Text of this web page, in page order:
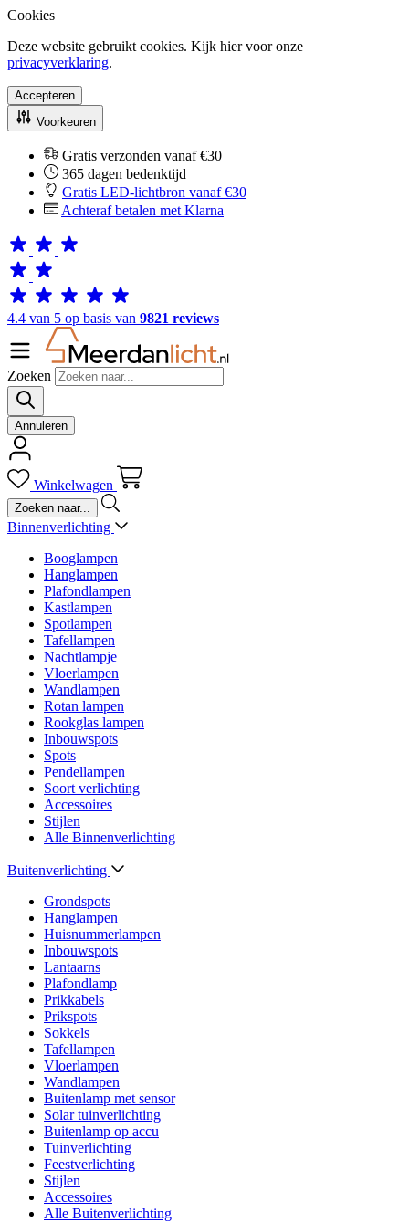
Cookies
Deze website gebruikt cookies. Kijk hier voor onze
privacyverklaring.
Accepteren
Voorkeuren
Gratis verzonden vanaf €30
365 dagen bedenktijd
Gratis LED-lichtbron vanaf €30
Achteraf betalen met Klarna
4.4 van 5 op basis van 9821 reviews
Zoeken
Annuleren
Winkelwagen
Binnenverlichting
Booglampen
Hanglampen
Plafondlampen
Kastlampen
Spotlampen
Tafellampen
Nachtlampje
Vloerlampen
Wandlampen
Rotan lampen
Rookglas lampen
Inbouwspots
Spots
Pendellampen
Soort verlichting
Accessoires
Stijlen
Alle Binnenverlichting
Buitenverlichting
Grondspots
Hanglampen
Huisnummerlampen
Inbouwspots
Lantaarns
Plafondlamp
Prikkabels
Prikspots
Sokkels
Tafellampen
Vloerlampen
Wandlampen
Buitenlamp met sensor
Solar tuinverlichting
Buitenlamp op accu
Tuinverlichting
Feestverlichting
Stijlen
Accessoires
Alle Buitenverlichting